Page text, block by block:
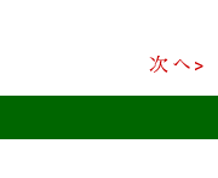
次へ>